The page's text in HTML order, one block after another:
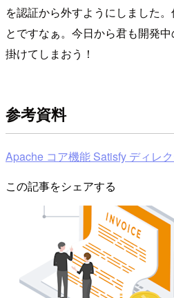
を認証から外すようにしました
とですなぁ。今日から君も開発
掛けてしまおう！
参考資料
Apache コア機能 Satisfy ディレ
この記事をシェアする